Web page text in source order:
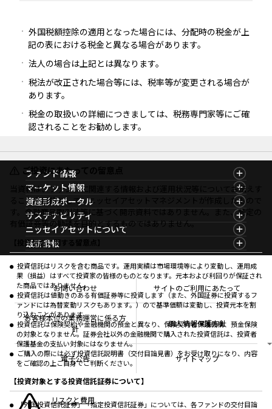
外国税額控除の適用となった場合には、分配時の税金が上
記の表における税金と異なる場合があります。
法人の場合は上記とは異なります。
税法が改正された場合等には、税率等が変更される場合が
あります。
税金の取扱いの詳細につきましては、税務専門家等にご確
認されることをお勧めします。
ご投資にあたっての留意点
当資料は、ファンドに関連する情報および運用状況等についてお伝えす
ることを目的として、ニッセイアセットマネジメントが作成したもので
す。金融商品取引法等に基づく開示資料ではありません。また、特定の
有価証券等の勧誘を目的とするものではありません。
【投資信託に関する留意点】
投資信託はリスクを含む商品です。運用実績は市場環境等により変動し、運用成
果（損益）はすべて投資家の皆様のものとなります。元本および利回りが保証され
た商品ではありません。
投資信託は値動きのある有価証券等に投資します（また、外国証券に投資するフ
ァンドには為替変動リスクもあります。）ので基準価額は変動し、投資元本を割
り込むことがあります。
投資信託は保険契約や金融機関の預金と異なり、保険契約者保護機構、預金保険
の対象となりません。証券会社以外の金融機関で購入された投資信託は、投資者
保護基金の支払い対象にはなりません。
ご購入の際には必ず投資信託説明書（交付目論見書）をお受け取りになり、内容
をご確認の上ご自身でご判断ください。
【投資対象とする投資信託証券について】
「外国投資信託証券」「指定投資信託証券」については、各ファンドの交付目論
ファンド情報
ファンド情報TOP
基準価額一覧
ファンド検索
ファンド比較
決算カレンダー
海外休日カレンダー
投資信託新商品のご案内
投資信託償還商品のご案内
ちょこっと3分！ファンドシアター
有価証券届出書の効力の発生の有無について
こだわりのインデックスファンド 購入・換金手数料
なしシリーズ
確定拠出年金について
マーケット情報
マーケット情報TOP
マーケット指数
マーケットレポート
コラム
ファンドレポート
資産形成ポータル
資産形成ポータルTOP
資産形成サービス
Nダイレクト
Goal Navi
資産形成サポート
NAMシティ
お問い合わせ
よくあるご質問
投資の教室
サステナビリティ
サステナビリティTOP
サステナビリティ経営
サステナブル投資
ニッセイアセットについて
ニッセイアセットについてTOP
会社情報
プレスリリース
受賞歴
方針・その他開示情報
採用情報
公式キャラクターのご紹介
最新情報
マーケットニュース
商品ニュース
おしらせ
メディアお問い合わせ サイトのご利用にあたって
お客様本位の業務運営に係る方
針
個人情報保護方針
電子公告 サイトマップ
リスクと費用